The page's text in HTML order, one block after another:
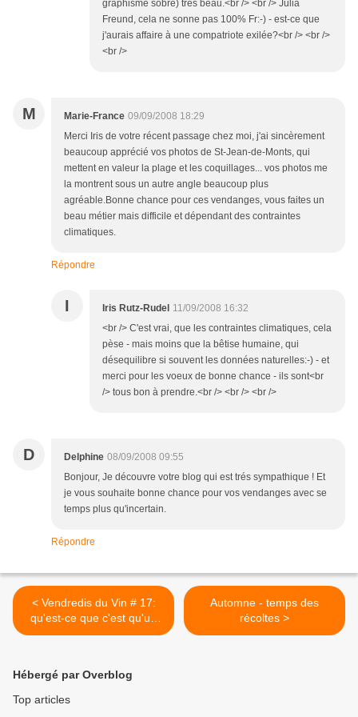
graphisme sobre) très beau.<br /> <br /> Julia
Freund, cela ne sonne pas 100% Fr:-) - est-ce que
j'aurais affaire à une compatriote exilée?<br /> <br />
<br />
M Marie-France 09/09/2008 18:29
Merci Iris de votre récent passage chez moi, j'ai sincèrement
beaucoup apprécié vos photos de St-Jean-de-Monts, qui
mettent en valeur la plage et les coquillages... vos photos me
la montrent sous un autre angle beaucoup plus
agréable.Bonne chance pour ces vendanges, vous faites un
beau métier mais difficile et dépendant des contraintes
climatiques.
Répondre
I Iris Rutz-Rudel 11/09/2008 16:32
<br /> C'est vrai, que les contraintes climatiques, cela
pèse - mais moins que la bêtise humaine, qui
désequilibre si souvent les données naturelles:-) - et
merci pour les voeux de bonne chance - ils sont<br
/> tous bon à prendre.<br /> <br /> <br />
D Delphine 08/09/2008 09:55
Bonjour, Je découvre votre blog qui est trés sympathique ! Et
je vous souhaite bonne chance pour vos vendanges avec se
temps plus qu'incertain.
Répondre
< Vendredis du Vin # 17:
qu'est-ce que c'est qu'un
vin «minéral»?
Automne - temps des
récoltes >
Hébergé par Overblog
Top articles